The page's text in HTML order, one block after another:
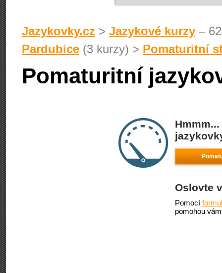
Jazykovky.cz > Jazykové kurzy –
Pardubice (3 kurzy) > Pomaturitní
Pomaturitní
Oslovte
Pomocí
pomohou